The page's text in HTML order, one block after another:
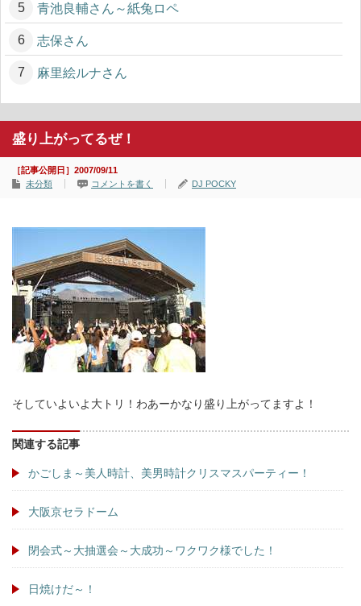
青池良輔さん～紙兔ロペ
志保さん
麻里絵ルナさん
盛り上がってるぜ！
［記事公開日］2007/09/11
未分類
コメントを書く DJ POCKY
そしていよいよ大トリ！わあーかなり盛り上がってますよ！
関連する記事
かごしま～美人時計、美男時計クリスマスパーティー！
大阪京セラドーム
閉会式～大抽選会～大成功～ワクワク様でした！
日焼けだ～！